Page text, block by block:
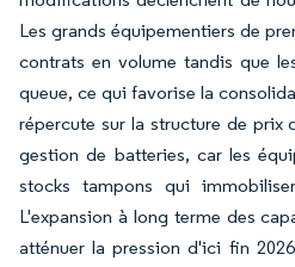
Les grands équipementiers de
contrats en volume tandis que
queue, ce qui favorise la
répercute sur la structure de prix
gestion de batteries, car les
stocks tampons qui
L'expansion à long terme des
atténuer la pression d'ici fin